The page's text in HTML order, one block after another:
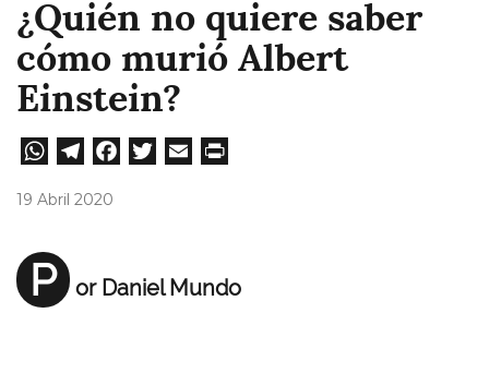
¿Quién no quiere saber
cómo murió Albert
Einstein?
W
A
pp
Te
m
Fa
19 Abril 2020
P or Daniel Mundo